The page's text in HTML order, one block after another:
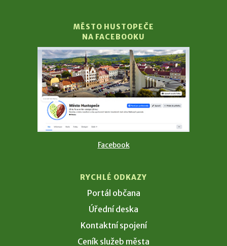
MĚSTO HUSTOPEČE
NA FACEBOOKU
Facebook
RYCHLÉ ODKAZY
Portál občana
Úřední deska
Kontaktní spojení
Ceník služeb města